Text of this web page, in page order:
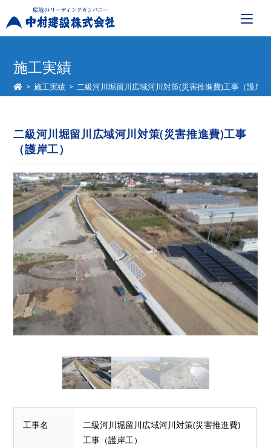
施工実績
> 施工実績 > 二級河川堀留川広域河川対策(災害推進費)工事（護岸
二級河川堀留川広域河川対策(災害推進費)工事
（護岸工）
工事名
二級河川堀留川広域河川対策(災害推進費)
工事（護岸工）